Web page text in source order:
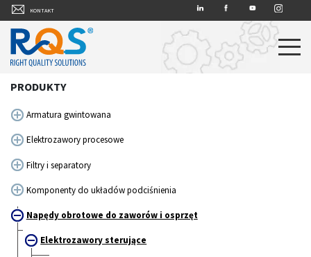
KONTAKT LINKEDIN FACEBOOK YT INSTAGRAM
PRODUKTY
Armatura gwintowana
Elektrozawory procesowe
Filtry i separatory
Komponenty do układów podciśnienia
Napędy obrotowe do zaworów i osprzęt
Elektrozawory sterujące